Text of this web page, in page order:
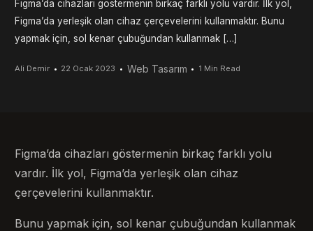
Figma’da cihazları göstermenin birkaç farklı yolu vardır. İlk yol,
Figma’da yerleşik olan cihaz çerçevelerini kullanmaktır. Bunu
yapmak için, sol kenar çubuğundan kullanmak […]
Ali Demir 22 Ocak 2023 Web Tasarım 1 Min Read
Figma’da cihazları göstermenin birkaç farklı yolu
vardır. İlk yol, Figma’da yerleşik olan cihaz
çerçevelerini kullanmaktır.
Bunu yapmak için, sol kenar çubuğundan kullanmak